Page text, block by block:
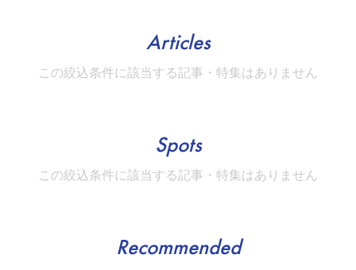
Articles
この絞込条件に該当する記事・特集はありません
Spots
この絞込条件に該当する記事・特集はありません
Recommended